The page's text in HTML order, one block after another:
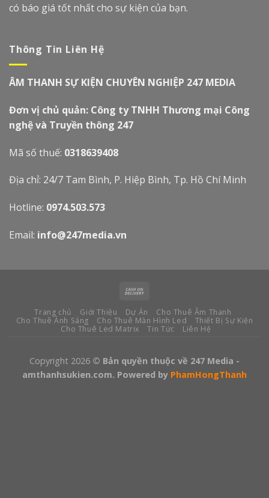
có báo giá tốt nhất cho sự kiện của bạn.
Thông Tin Liên Hệ
ÂM THANH SỰ KIỆN CHUYÊN NGHIỆP 247 MEDIA
Đơn vị chủ quản: Công ty TNHH Thương mại Công
nghệ và Truyền thông 247
Mã số thuế: 0318639408
Địa chỉ: 24/7 Tam Bình, P. Hiệp Bình, Tp. Hồ Chí Minh
Hotline: 0974.503.573
Email: info@247media.vn
Trang chủ Giới Thiệu Dự Án
Cho Thuê Âm Thanh
Cho Thuê Ánh Sáng
Cho Thuê Màn Hình Led
Thiết Bị Sự Kiện
Cho Thuê Led Matrix
Tin Tức Liên Hệ
Copyright 2026 © Bản quyền thuộc về 247 Media -
amthanhsukien.com. Powered by PhamHongThanh